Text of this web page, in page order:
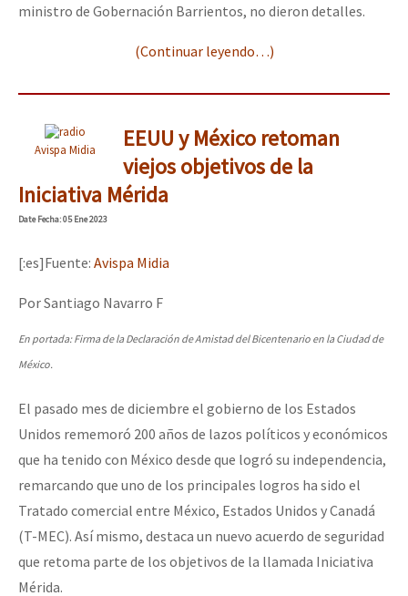
ministro de Gobernación Barrientos, no dieron detalles.
(Continuar leyendo…)
Avispa Midia
EEUU y México retoman
viejos objetivos de la
Iniciativa Mérida
DateFecha: 05 Ene 2023
[:es]Fuente: Avispa Midia
Por Santiago Navarro F
En portada: Firma de la Declaración de Amistad del Bicentenario en la Ciudad de
México.
El pasado mes de diciembre el gobierno de los Estados
Unidos rememoró 200 años de lazos políticos y económicos
que ha tenido con México desde que logró su independencia,
remarcando que uno de los principales logros ha sido el
Tratado comercial entre México, Estados Unidos y Canadá
(T-MEC). Así mismo, destaca un nuevo acuerdo de seguridad
que retoma parte de los objetivos de la llamada Iniciativa
Mérida.